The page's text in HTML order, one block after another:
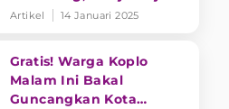
Netizen
Artikel 14 Januari 2025
Gratis! Warga Koplo
Malam Ini Bakal
Guncangkan Kota